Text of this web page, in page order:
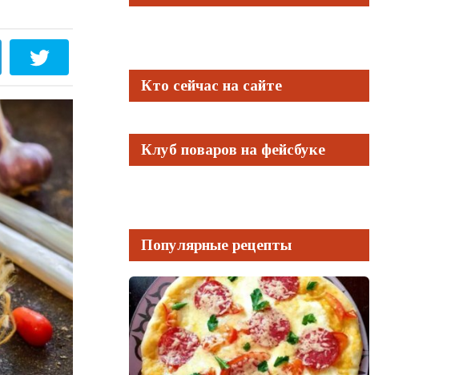
Кто сейчас на сайте
Клуб поваров на фейсбуке
Популярные рецепты